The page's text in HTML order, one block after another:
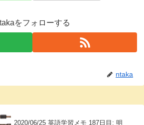
をフォローする
ntaka
2020/06/25 英語学習メモ 187日目: 明